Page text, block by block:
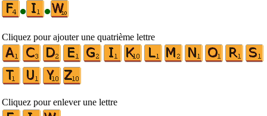
•
•
Cliquez pour ajouter une quatrième lettre
Cliquez pour enlever une lettre